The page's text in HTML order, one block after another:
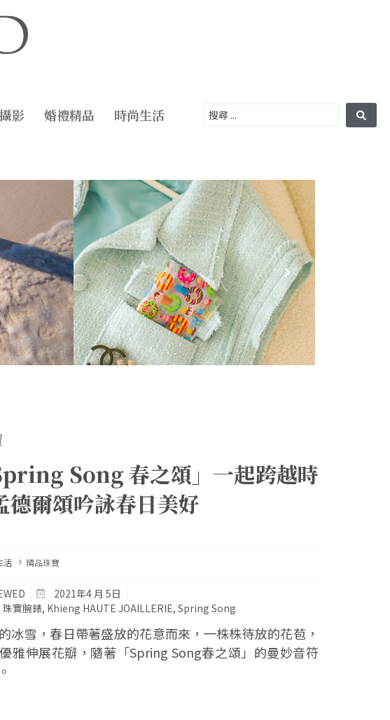
影 婚禮精品 時尚生活
Song 春之頌」一起跨越時
德爾頌吟詠春日美好
活 精品珠寶
2021年4 月 5日
寶腕錶, Khieng HAUTE JOAILLERIE, Spring Song
冰雪，春日帶著盛放的花意而來，一株株待放的花苞，
雅伸展花瓣，隨著「Spring Song春之頌」的曼妙音符